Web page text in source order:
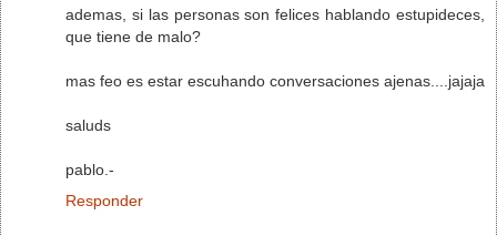
ademas, si las personas son felices hablando estupideces,
que tiene de malo?
mas feo es estar escuhando conversaciones ajenas....jajaja
saluds
pablo.-
Responder